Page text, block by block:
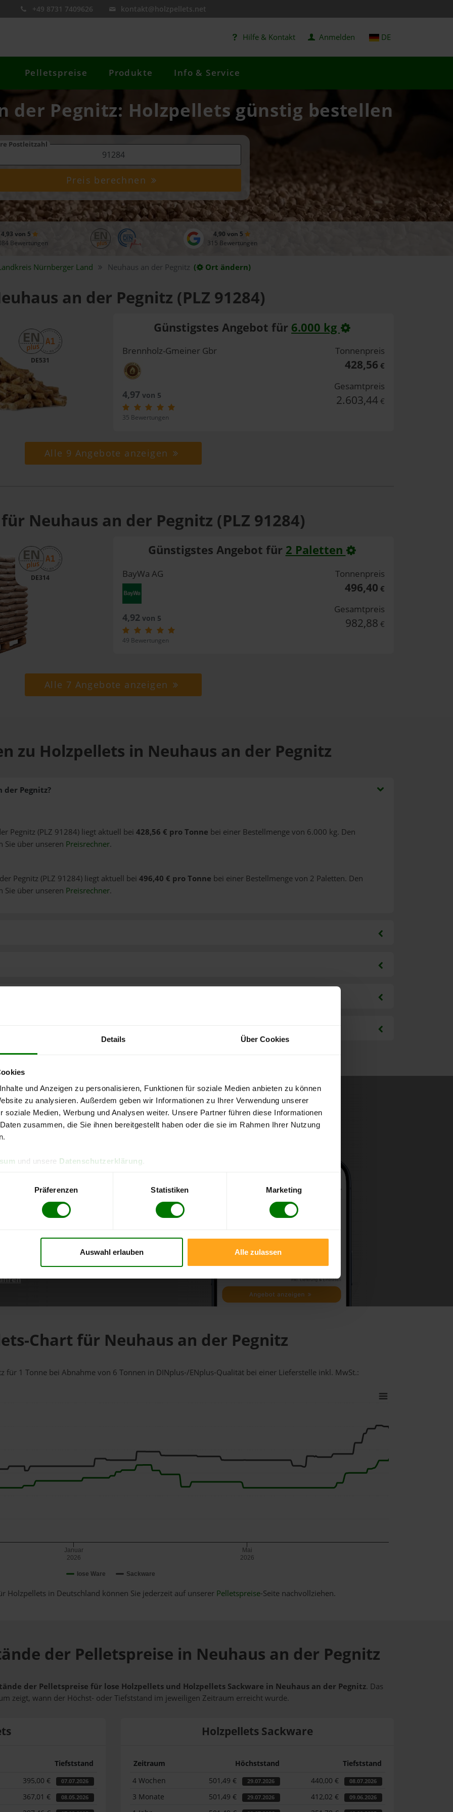
Details Über Cookies
und Anzeigen zu personalisieren, Funktionen für soziale Medien anbieten zu können
zu analysieren. Außerdem geben wir Informationen zu Ihrer Verwendung unserer
soziale Medien, Werbung und Analysen weiter. Unsere Partner führen diese Informationen
zusammen, die Sie ihnen bereitgestellt haben oder die sie im Rahmen Ihrer Nutzung
und unsere Datenschutzerklärung
Präferenzen Statistiken Marketing
Auswahl erlauben Alle zulassen
+49 8731 7409626 kontakt@holzpellets.net
Hilfe & Kontakt Anmelden DE
Pelletspreise Produkte Info & Service
der Pegnitz: Holzpellets günstig bestellen
Postleitzahl
Preis berechnen
4,93 von 5
Bewertungen
4,90 von 5
315 Bewertungen
Nürnberger Land Neuhaus an der Pegnitz ( Ort ändern)
an der Pegnitz (PLZ 91284)
DE531
Günstigstes Angebot für 6.000 kg
Brennholz-Gmeiner Gbr
4,97von 5
35 Bewertungen
Tonnenpreis
428,56 €
Gesamtpreis
2.603,44 €
Alle 9 Angebote anzeigen
Neuhaus an der Pegnitz (PLZ 91284)
DE314
Günstigstes Angebot für 2 Paletten
BayWa AG
4,92von 5
49 Bewertungen
Tonnenpreis
496,40 €
Gesamtpreis
982,88 €
Alle 7 Angebote anzeigen
zu Holzpellets in Neuhaus an der Pegnitz
der Pegnitz?
Pegnitz (PLZ 91284) liegt aktuell bei 428,56 € pro Tonne bei einer Bestellmenge von 6.000 kg. Den
Sie über unseren Preisrechner.
Pegnitz (PLZ 91284) liegt aktuell bei 496,40 € pro Tonne bei einer Bestellmenge von 2 Paletten. Den
Sie über unseren Preisrechner.
kostenlose
direkt online bestellen
aktuellen Stand
Chart für Neuhaus an der Pegnitz
für 1 Tonne bei Abnahmevon 6 Tonnen in DINplus-/ENplus-Qualität bei einer Lieferstelle inkl. MwSt.:
lose Ware Sackware
Januar
2026
Mai
2026
Holzpellets in Deutschland können Sie jederzeit auf unserer Pelletspreise-Seite nachvollziehen.
der Pelletspreise in Neuhaus an der Pegnitz
der Pelletspreise für lose Holzpellets und Holzpellets Sackware in Neuhaus an der Pegnitz. Das
zeigt, wann der Höchst- oder Tiefststand im jeweiligen Zeitraum erreicht wurde.
Tiefststand
395,00 € 07.07.2026
367,01 € 08.05.2026
Holzpellets Sackware
Zeitraum Höchststand
Tiefststand
4 Wochen
501,49 € 29.07.2026 440,00 € 08.07.2026
3 Monate 501,49 € 29.07.2026 412,02 € 09.06.2026